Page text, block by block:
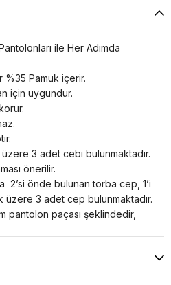
ile Her Adımda
%35 Pamuk içerir.
için uygundur.
3 adet cebi bulunmaktadır.
önerilir.
önde bulunan torba cep, 1’i
3 adet cep bulunmaktadır.
pantolon paçası şeklindedir,